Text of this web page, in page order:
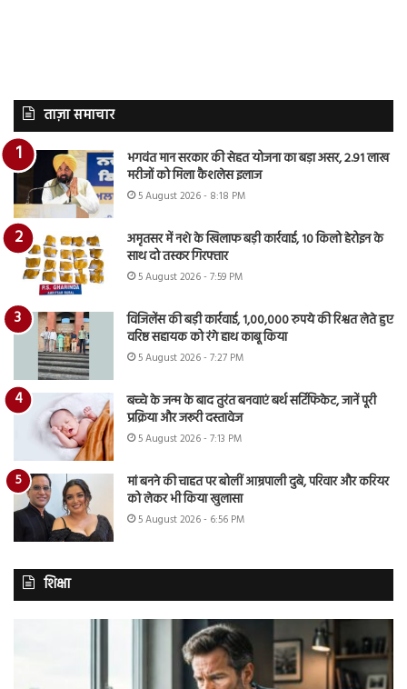
ताज़ा समाचार
भगवंत मान सरकार की सेहत योजना का बड़ा असर, 2.91 लाख
मरीजों को मिला कैशलेस इलाज
5 August 2026 - 8:18 PM
अमृतसर में नशे के खिलाफ बड़ी कार्रवाई, 10 किलो हेरोइन के
साथ दो तस्कर गिरफ्तार
5 August 2026 - 7:59 PM
विजिलेंस की बड़ी कार्रवाई, 1,00,000 रुपये की रिश्वत लेते हुए
वरिष्ठ सहायक को रंगे हाथ काबू किया
5 August 2026 - 7:27 PM
बच्चे के जन्म के बाद तुरंत बनवाएं बर्थ सर्टिफिकेट, जानें पूरी
प्रक्रिया और जरूरी दस्तावेज
5 August 2026 - 7:13 PM
मां बनने की चाहत पर बोलीं आम्रपाली दुबे, परिवार और करियर
को लेकर भी किया खुलासा
5 August 2026 - 6:56 PM
शिक्षा